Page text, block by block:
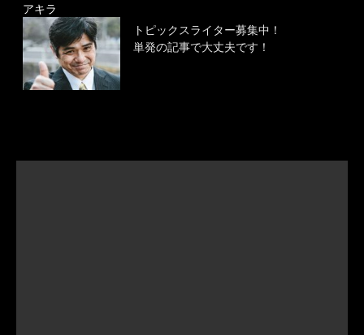
アキラ
トピックスライター募集中！
単発の記事で大丈夫です！